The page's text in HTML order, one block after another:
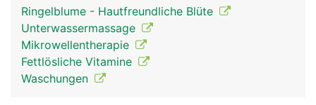
Ringelblume - Hautfreundliche Blüte
Unterwassermassage
Mikrowellentherapie
Fettlösliche Vitamine
Waschungen